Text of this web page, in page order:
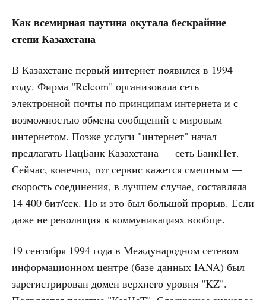
Как всемирная паутина окутала бескрайние
степи Казахстана
В Казахстане первый интернет появился в 1994
году. Фирма "Relcom" организовала сеть
электронной почты по принципам интернета и с
возможностью обмена сообщений с мировым
интернетом. Позже услуги "интернет" начал
предлагать НацБанк Казахстана — сеть БанкНет.
Сейчас, конечно, тот сервис кажется смешным —
скорость соединения, в лучшем случае, составляла
14 400 бит/сек. Но и это был большой прорыв. Если
даже не революция в коммуникациях вообще.
19 сентября 1994 года в Международном сетевом
информационном центре (базе данных IANA) был
зарегистрирован домен верхнего уровня "KZ".